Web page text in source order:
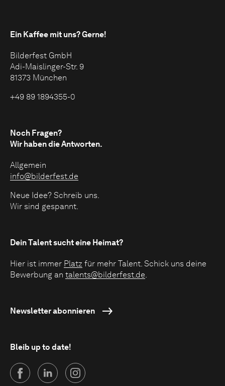
Ein Kaffee mit uns?Gerne!
Bilderfest GmbH
Adi-Maislinger-Str. 9
81373 München
+49 89 1894355-0
Noch Fragen?
Wir haben die Antworten.
Allgemein
info@bilderfest.de
Neue Idee? Schreib uns.
Wir sind gespannt.
Dein Talent sucht eine Heimat?
Hier ist immer Platz für mehr Talent. Schick uns deine
Bewerbung an talents@bilderfest.de.
Newsletter abonnieren
Bleib up to date!